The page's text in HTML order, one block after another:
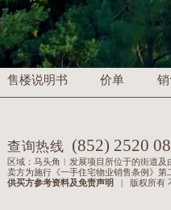
售楼说明书 价单
查询热线 (852) 2520
区域：马头角︱发展项目所位于的街道
卖方为施行《一手住宅物业销售条例》
供买方参考资料及免责声明 | 版权所有